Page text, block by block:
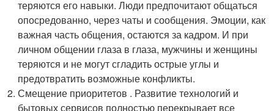
теряются его навыки. Люди предпочитают общаться
опосредованно, через чаты и сообщения. Эмоции, как
важная часть общения, остаются за кадром. И при
личном общении глаза в глаза, мужчины и женщины
теряются и не могут сгладить острые углы и
предотвратить возможные конфликты.
Смещение приоритетов . Развитие технологий и
бытовых сервисов полностью перекрывает все